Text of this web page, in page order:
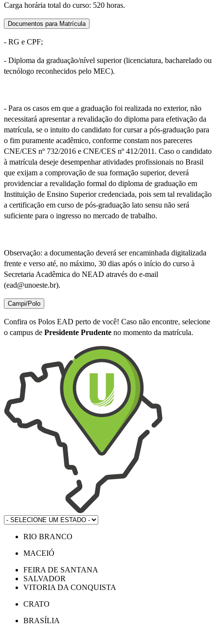
Carga horária total do curso: 520 horas.
Documentos para Matrícula
- RG e CPF;
- Diploma da graduação/nível superior (licenciatura, bacharelado ou
tecnólogo reconhecidos pelo MEC).
- Para os casos em que a graduação foi realizada no exterior, não
necessitará apresentar a revalidação do diploma para efetivação da
matrícula, se o intuito do candidato for cursar a pós-graduação para
o fim puramente acadêmico, conforme constam nos pareceres
CNE/CES nº 732/2016 e CNE/CES nº 412/2011. Caso o candidato
à matrícula deseje desempenhar atividades profissionais no Brasil
que exijam a comprovação de sua formação superior, deverá
providenciar a revalidação formal do diploma de graduação em
Instituição de Ensino Superior credenciada, pois sem tal revalidação
a certificação em curso de pós-graduação lato sensu não será
suficiente para o ingresso no mercado de trabalho.
Observação: a documentação deverá ser encaminhada digitalizada
frente e verso até, no máximo, 30 dias após o início do curso à
Secretaria Acadêmica do NEAD através do e-mail
(ead@unoeste.br).
Campi/Polo
Confira os Polos EAD perto de você! Caso não encontre, selecione
o campus de Presidente Prudente no momento da matrícula.
RIO BRANCO
MACEIÓ
FEIRA DE SANTANA
SALVADOR
VITORIA DA CONQUISTA
CRATO
BRASÍLIA